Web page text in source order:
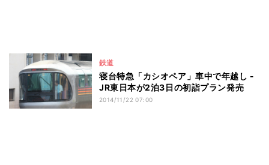
鉄道
寝台特急「カシオペア」車中で年越し -
JR東日本が2泊3日の初詣プラン発売
2014/11/22 07:00